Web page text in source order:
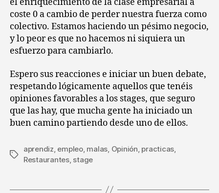
coste 0 a cambio de perder nuestra fuerza como
colectivo. Estamos haciendo un pésimo negocio,
y lo peor es que no hacemos ni siquiera un
esfuerzo para cambiarlo.
Espero sus reacciones e iniciar un buen debate,
respetando lógicamente aquellos que tenéis
opiniones favorables a los stages, que seguro
que las hay, que mucha gente ha iniciado un
buen camino partiendo desde uno de ellos.
Etiquetas
aprendiz empleo, malas Opinión practicas
Restaurantes, stage